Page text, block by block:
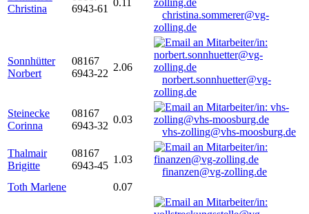
Christina
6943-61
0.11
christina.sommerer@vg-
zolling.de
Sonnhütter
Norbert
08167
6943-22
2.06
norbert.sonnhuetter@vg-
zolling.de
Steinecke
Corinna
08167
6943-32
0.03
vhs-zolling@vhs-moosburg.de
Thalmair
Brigitte
08167
6943-45
1.03
finanzen@vg-zolling.de
Toth Marlene
0.07